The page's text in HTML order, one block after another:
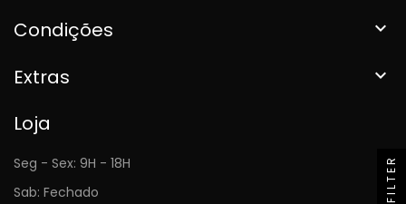
Condições 
Extras 
Loja
Seg - Sex: 9H - 18H
Sab: Fechado
FILTER